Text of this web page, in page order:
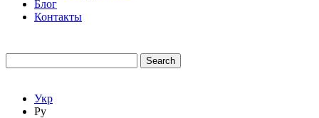
Блог
Контакты
Search
Укр
Ру